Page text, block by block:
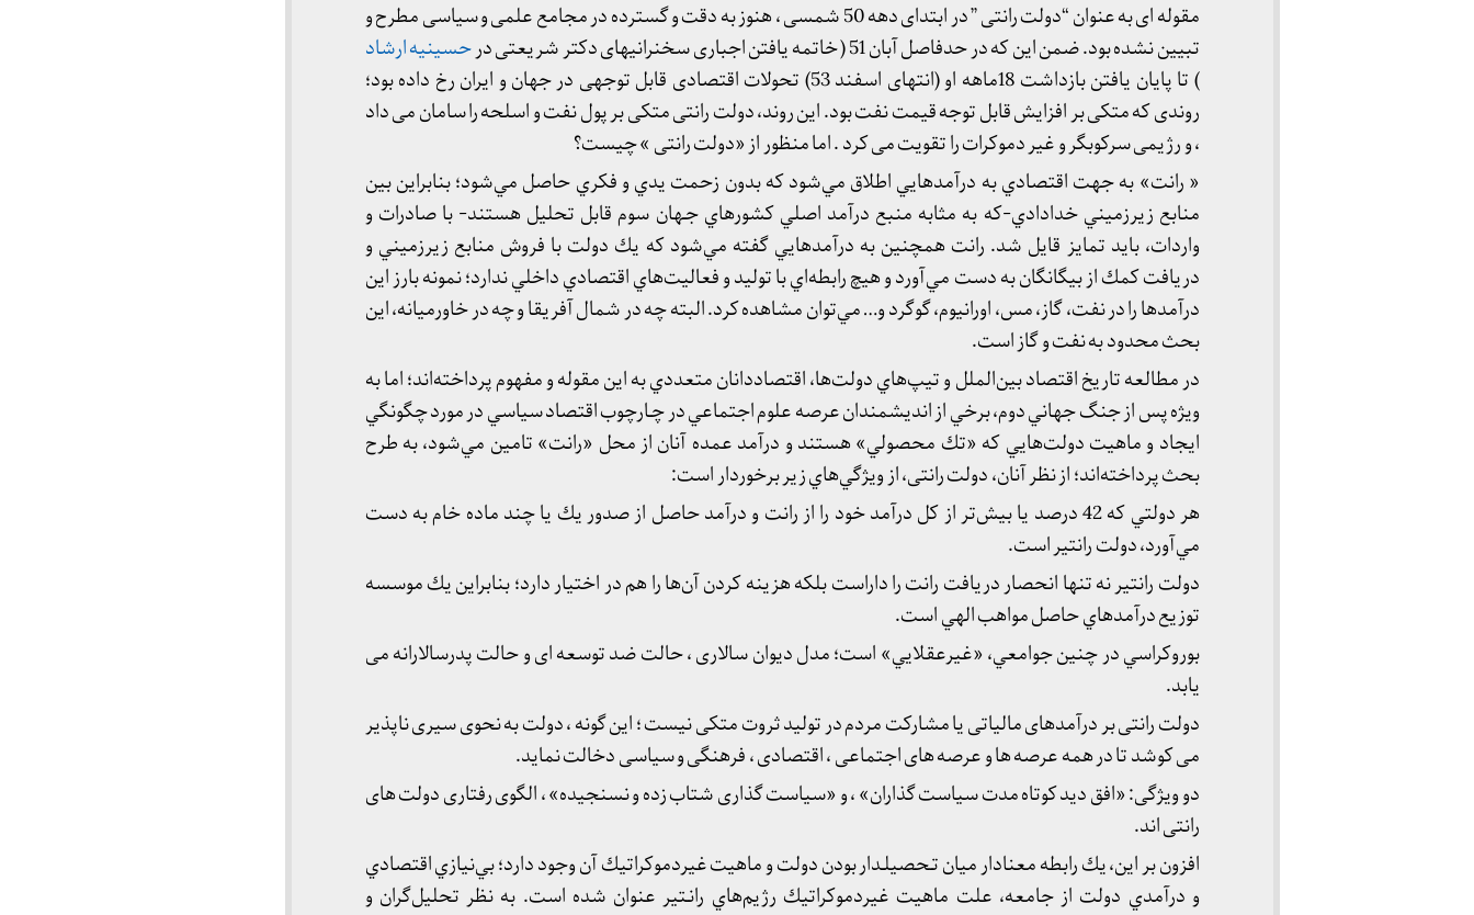
مقوله ای به عنوان “دولت رانتی ” در ابتدای دهه 50 شمسی ، هنوز به دقت و گسترده در مجامع علمی و سیاسی مطرح و
تبیین نشده بود. ضمن این که در حدفاصل آبان 51 ( خاتمه یافتن اجباری سخنرانیهای دکتر شریعتی در
حسینیه ارشاد
) تا پایان یافتن بازداشت 18ماهه او (انتهای اسفند 53) تحولات اقتصادی قابل توجهی در جهان و ایران رخ داده بود؛
روندی که متکی بر افزایش قابل توجه قیمت نفت بود. این روند، دولت رانتی متکی بر پول نفت و اسلحه را سامان می داد
، و رژیمی سرکوبگر و غیر دموکرات را تقویت می کرد . اما منظور از «دولت رانتی » چیست؟
« رانت» به جهت اقتصادي به درآمدهايي اطلاق مي‌شود كه بدون زحمت يدي و فكري حاصل مي‌شود؛ بنابراين بين
منابع زيرزميني خدادادي-كه به مثابه منبع درآمد اصلي كشورهاي جـهان سوم قابل تحليل هستند- با صادرات و
واردات، بايد تمايز قايل شد. رانت همچنين به درآمدهايي گفته مي‌شود كه يك دولت با فروش منابع زيرزميني و
دريافت كمك از بيگانگان به دست مي‌آورد و هيچ رابطه‌اي با توليد و فعاليت‌هاي اقتصادي داخلي ندارد؛ نمونه بارز اين
درآمدها را در نفت، گاز، مس، اورانيوم، گوگرد و… مي‌توان مشاهده كرد. البته چه در شمال آفريقا و چه در خاورميانه، اين
بحث محدود به نفت و گاز است.
در مطالعه تاريخ اقتصاد بين‌الملل و تيپ‌هاي دولت‌ها، اقتصاددانان متعددي به اين مقوله و مفهوم پرداخته‌اند؛ اما به
ويژه پس از جنگ جهاني دوم، برخي از انديشمندان عرصه علوم اجتماعي در چـارچوب اقتصاد سياسي در مورد چگونگي
ايجاد و ماهيت دولت‌هايي كه «تك محصولي» هستند و درآمد عمده آنان از محل «رانت» تامين مي‌شود، به طرح
بحث پرداخته‌اند؛ از نظر آنان، دولت رانتی، از ويژگي‌هاي زير برخوردار است:
هر دولتي كه 42 درصد يا بيش‌تر از كل درآمد خود را از رانت و درآمد حاصل از صدور يك يا چند ماده خام به دست
مي‌آورد، دولت رانتير است.
دولت رانتير نه تنها انحصار دريافت رانت را داراست بلكه هزينه كردن آن‌ها را هم در اختيار دارد؛ بنابراين يك موسسه
توزيع درآمدهاي حاصل مواهب الهي است.
بوروكراسي در چنين جوامعي، «غيرعقلايي» است؛ مدل دیوان سالاری ، حالت ضد توسعه ای و حالت پدرسالارانه می
یابد.
دولت رانتی بر درآمدهای مالیاتی یا مشارکت مردم در تولید ثروت متکی نیست ؛ این گونه ، دولت به نحوی سیری ناپذیر
می کوشد تا در همه عرصه ها و عرصه های اجتماعی ، اقتصادی ، فرهنگی و سیاسی دخالت نماید.
دو ویژگی: «افق دید کوتاه مدت سیاست گذاران» ، و «سیاست گذاری شتاب زده و نسنجیده» ، الگوی رفتاری دولت های
رانتی اند.
افزون بر اين، يك رابطه معنادار ميان تـحصيلـدار بودن دولت و ماهيت غيردموكراتيك آن وجود دارد؛ بي‌نيازي اقتصادي
و درآمدي دولت از جامعه، علت ماهيت غيردموكراتيك رژيم‌هاي رانـتير عنوان شده است. به نظر تحليل‌گران و